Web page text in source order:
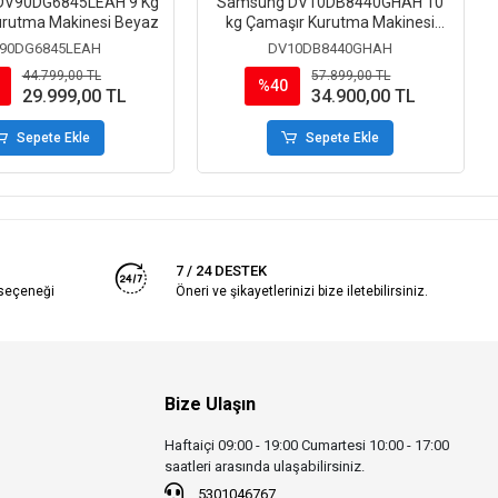
Makinesi Beyaz
44.799,00 TL
29.999,00 TL
Sepete Ekle
kg Çamaşır Kurutma Makinesi
Beyaz
DV10DB8440GHAH
%40
57.899,00 TL
34.900,00 TL
Sepete Ekle
7 / 24 DESTEK
Öneri ve şikayetlerinizi bize iletebilirsiniz.
Bize Ulaşın
Haftaiçi 09:00 - 19:00 Cumartesi 10:00 - 17:00
saatleri arasında ulaşabilirsiniz.
5301046767